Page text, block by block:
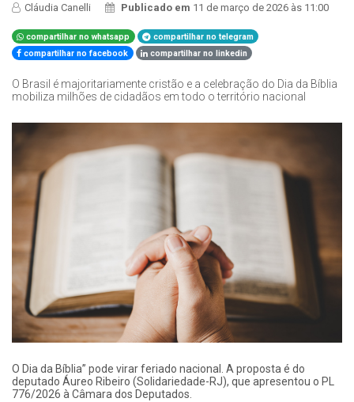
Cláudia Canelli Publicado em 11 de março de 2026 às 11:00
compartilhar no whatsapp
compartilhar no telegram
compartilhar no facebook
compartilhar no linkedin
O Brasil é majoritariamente cristão e a celebração do Dia da Bíblia
mobiliza milhões de cidadãos em todo o território nacional
O Dia da Bíblia” pode virar feriado nacional. A proposta é do
deputado Áureo Ribeiro (Solidariedade-RJ), que apresentou o PL
776/2026 à Câmara dos Deputados.